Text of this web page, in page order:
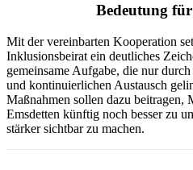
Bedeutung
Mit der vereinbarten Kooperation
Inklusionsbeirat ein deutliches
gemeinsame Aufgabe, die nur
und kontinuierlichen Austausch
Maßnahmen sollen dazu beitragen,
Emsdetten künftig noch besser zu
stärker sichtbar zu machen.